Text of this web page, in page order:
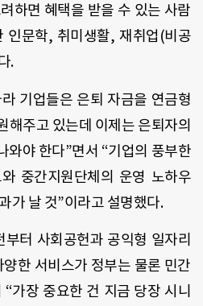
하면 혜택을 받을 수 있는 사람
인문학, 취미생활, 재취업(비공
.
기업들은 은퇴 자금을 연금형
해주고 있는데 이제는 은퇴자의
와야 한다”면서 “기업의 풍부한
중간지원단체의 운영 노하우
가 날 것”이라고 설명했다.
터 사회공헌과 공익형 일자리
한 서비스가 정부는 물론 민간
가장 중요한 건 지금 당장 시니